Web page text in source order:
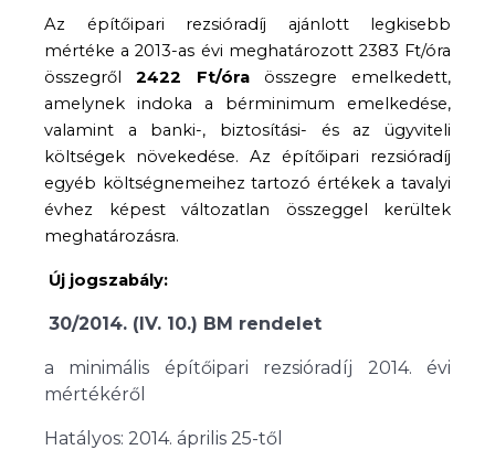
Az építőipari rezsióradíj ajánlott legkisebb
mértéke a 2013-as évi meghatározott 2383 Ft/óra
összegről2422 Ft/óraösszegre emelkedett,
amelynek indoka a bérminimum emelkedése,
valamint a banki-, biztosítási- és az ügyviteli
költségek növekedése. Az építőipari rezsióradíj
egyéb költségnemeihez tartozó értékek a tavalyi
évhez képest változatlan összeggel kerültek
meghatározásra.
Új jogszabály:
30/2014. (IV. 10.) BM rendelet
a minimális építőipari rezsióradíj 2014. évi
mértékéről
Hatályos: 2014. április 25-től